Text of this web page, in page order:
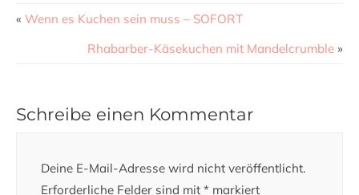
« Wenn es Kuchen sein muss – SOFORT
Rhabarber-Käsekuchen mit Mandelcrumble »
Schreibe einen Kommentar
Deine E-Mail-Adresse wird nicht veröffentlicht.
Erforderliche Felder sind mit * markiert